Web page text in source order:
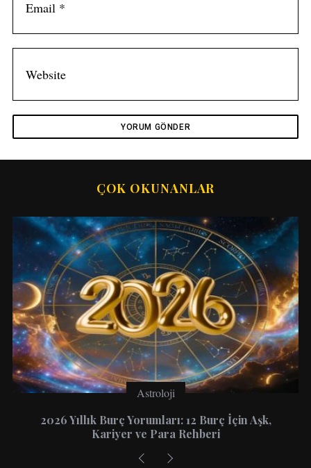
ÇOK OKUNANLAR
Astroloji
2026 Yıllık Burç Yorumları: 12 Burç İçin Aşk,
Kariyer ve Para Rehberi